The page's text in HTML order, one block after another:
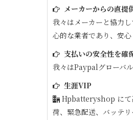
メーカーからの直提
我々はメーカーと協力
心的な業者であり、安心
支払いの安全性を確
我々はPaypalグローバ
生涯VIP
Hpbatteryshop にて
荷、緊急配送、バッテリ